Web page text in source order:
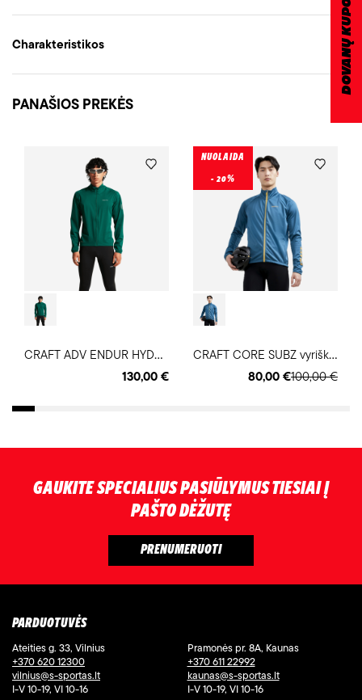
Charakteristikos
PANAŠIOS PREKĖS
C
RAFT ADV ENDUR HYDRO 2 dviratininko striukė
130,00 €
C
RAFT CORE SUBZ vyriška dviratininko striukė
100,00 €
80,00 €
NUOLAIDA
- 20%
GAUKITE SPECIALIUS PASIŪLYMUS TIESIAI Į
PAŠTO DĖŽUTĘ
DOVANŲ KUPONAS
PARDUOTUVĖS
Ateities g. 33, Vilnius
+370 620 12300
vilnius@s-sportas.lt
I-V 10-19, VI 10-16
Pramonės pr. 8A, Kaunas
+370 611 22992
kaunas@s-sportas.lt
I-V 10-19, VI 10-16